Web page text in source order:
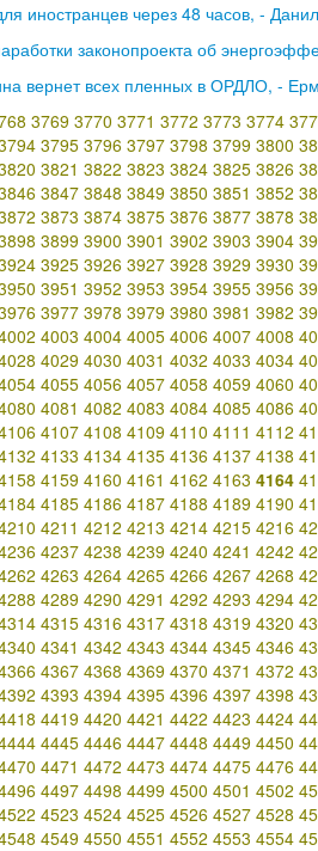
иностранцев через 48 часов, -
законопроекта об
вернет всех пленных в ОРДЛО, -
3769 3770 3771 3772 3773 3774
3795 3796 3797 3798 3799 3800
3821 3822 3823 3824 3825 3826
3847 3848 3849 3850 3851 3852
3873 3874 3875 3876 3877 3878
3899 3900 3901 3902 3903 3904
3925 3926 3927 3928 3929 3930
3951 3952 3953 3954 3955 3956
3977 3978 3979 3980 3981 3982
4003 4004 4005 4006 4007 4008
4029 4030 4031 4032 4033 4034
4055 4056 4057 4058 4059 4060
4081 4082 4083 4084 4085 4086
4107 4108 4109 4110 4111 4112
4133 4134 4135 4136 4137 4138
4159 4160 4161 4162 4163 4164
4185 4186 4187 4188 4189 4190
4211 4212 4213 4214 4215 4216
4237 4238 4239 4240 4241 4242
4263 4264 4265 4266 4267 4268
4289 4290 4291 4292 4293 4294
4315 4316 4317 4318 4319 4320
4341 4342 4343 4344 4345 4346
4367 4368 4369 4370 4371 4372
4393 4394 4395 4396 4397 4398
4419 4420 4421 4422 4423 4424
4445 4446 4447 4448 4449 4450
4471 4472 4473 4474 4475 4476
4497 4498 4499 4500 4501 4502
4523 4524 4525 4526 4527 4528
4549 4550 4551 4552 4553 4554